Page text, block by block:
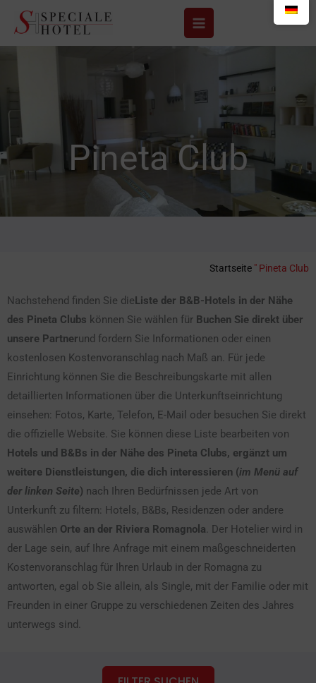
Inhalt
springen
Pineta Club
Startseite " Pineta Club
Nachstehend finden Sie dieListe der B&B-Hotels in der Nähe
des Pineta Clubs können Sie wählen für Buchen Sie direkt über
unsere Partnerund fordern Sie Informationen oder einen
kostenlosen Kostenvoranschlag nach Maß an. Für jede
Einrichtung können Sie die Beschreibungskarte mit allen
detaillierten Informationen über die Unterkunftseinrichtung
einsehen: Fotos, Karte, Telefon, E-Mail oder besuchen Sie direkt
die offizielle Website. Sie können diese Liste bearbeiten von
Hotels und B&Bs in der Nähe des Pineta Clubs, ergänzt um
weitere Dienstleistungen, die dich interessieren (im Menü auf
der linken Seite) nach Ihren Bedürfnissen jede Art von
Unterkunft zu filtern: Hotels, B&Bs, Residenzen oder andere
auswählen Orte an der Riviera Romagnola. Der Hotelier wird in
der Lage sein, auf Ihre Anfrage mit einem maßgeschneiderten
Kostenvoranschlag für Ihren Urlaub in der Romagna zu
antworten, egal ob Sie allein, als Single, mit der Familie oder mit
Freunden in einer Gruppe zu verschiedenen Zeiten des Jahres
unterwegs sind.